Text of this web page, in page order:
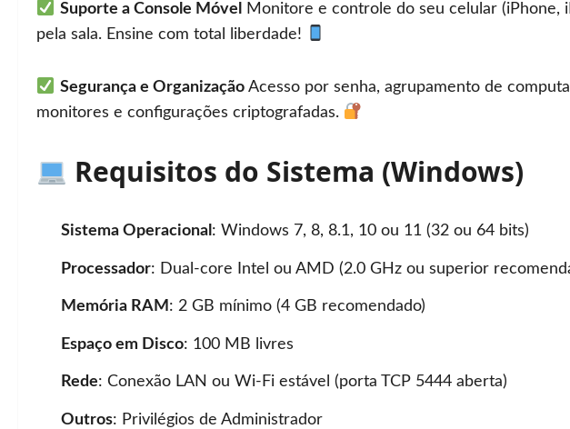
Suporte a Console Móvel
Monitore e controle do seu celular (iPhone,
pela sala. Ensine com total liberdade!
Segurança e OrganizaçãoAcesso por senha, agrupamento de
monitores e configurações criptografadas.
Requisitos do Sistema (Windows)
Sistema Operacional : Windows 7, 8, 8.1, 10 ou 11 (32 ou 64 bits)
Processador: Dual-core Intel ou AMD (2.0 GHz ou superior
Memória RAM : 2 GB mínimo (4 GB recomendado)
Espaço em Disco: 100 MB livres
Rede: Conexão LAN ou Wi-Fi estável (porta TCP 5444 aberta)
Outros: Privilégios de Administrador